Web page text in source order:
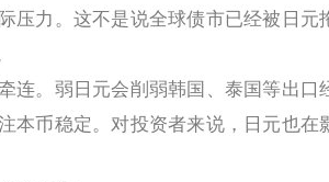
压力。这不是说全球债市已经被日元
。弱日元会削弱韩国、泰国等出口
本币稳定。对投资者来说，日元也在